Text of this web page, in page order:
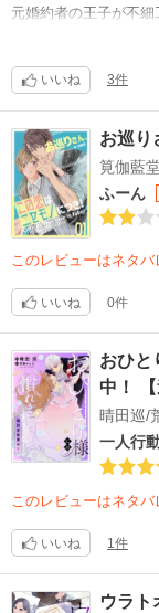
元婚約者の王子が不細
いいね 3件
お巡り
筧伽藍
ふーん
このレビューはネタ
いいね 0件
おひと
中！ 【
晴田巡/
一人行
このレビューはネタ
いいね 1件
ウラト